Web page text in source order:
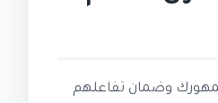
وضمان تفاعلهم